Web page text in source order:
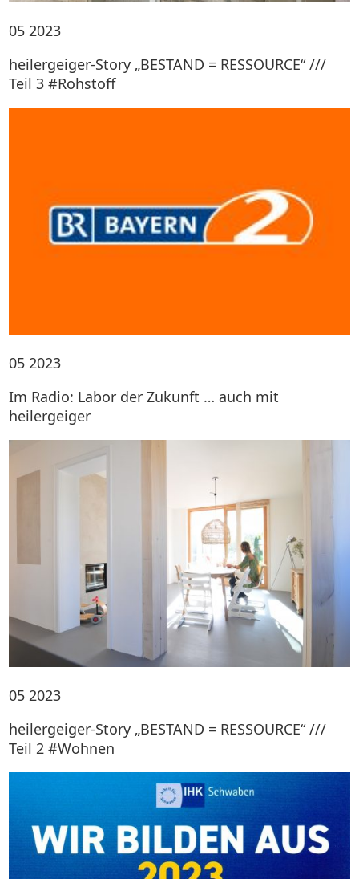
05 2023
heilergeiger-Story „BESTAND = RESSOURCE“ ///
Teil 3 #Rohstoff
05 2023
Im Radio: Labor der Zukunft … auch mit
heilergeiger
05 2023
heilergeiger-Story „BESTAND = RESSOURCE“ ///
Teil 2 #Wohnen